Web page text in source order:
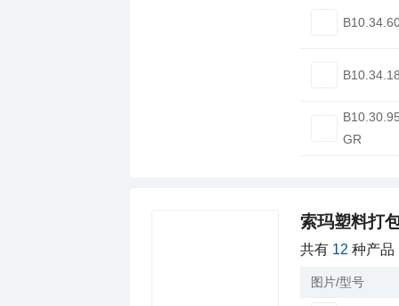
GR
索玛塑料打
共有 12 种产品
图片/型号